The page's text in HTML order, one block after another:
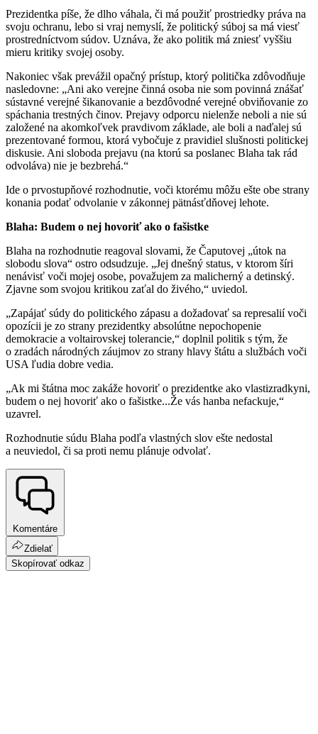
Prezidentka píše, že dlho váhala, či má použiť prostriedky práva na
svoju ochranu, lebo si vraj nemyslí, že politický súboj sa má viesť
prostredníctvom súdov. Uznáva, že ako politik má zniesť vyššiu
mieru kritiky svojej osoby.
Nakoniec však prevážil opačný prístup, ktorý politička zdôvodňuje
nasledovne: „Ani ako verejne činná osoba nie som povinná znášať
sústavné verejné šikanovanie a bezdôvodné verejné obviňovanie zo
spáchania trestných činov. Prejavy odporcu nielenže neboli a nie sú
založené na akomkoľvek pravdivom základe, ale boli a naďalej sú
prezentované formou, ktorá vybočuje z pravidiel slušnosti politickej
diskusie. Ani sloboda prejavu (na ktorú sa poslanec Blaha tak rád
odvoláva) nie je bezbrehá.“
Ide o prvostupňové rozhodnutie, voči ktorému môžu ešte obe strany
konania podať odvolanie v zákonnej pätnásťdňovej lehote.
Blaha: Budem o nej hovoriť ako o fašistke
Blaha na rozhodnutie reagoval slovami, že Čaputovej „útok na
slobodu slova“ ostro odsudzuje. „Jej dnešný status, v ktorom šíri
nenávisť voči mojej osobe, považujem za malicherný a detinský.
Zjavne som svojou kritikou zaťal do živého,“ uviedol.
„Zapájať súdy do politického zápasu a dožadovať sa represalií voči
opozícii je zo strany prezidentky absolútne nepochopenie
demokracie a voltairovskej tolerancie,“ doplnil politik s tým, že
o zradách národných záujmov zo strany hlavy štátu a službách voči
USA ľudia dobre vedia.
„Ak mi štátna moc zakáže hovoriť o prezidentke ako vlastizradkyni,
budem o nej hovoriť ako o fašistke...Že vás hanba nefackuje,“
uzavrel.
Rozhodnutie súdu Blaha podľa vlastných slov ešte nedostal
a neuviedol, či sa proti nemu plánuje odvolať.
Komentáre
Zdielať
Skopírovať odkaz